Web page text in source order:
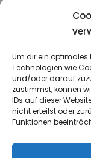
Um dir ein optimales
Technologien wie
und/oder darauf
zustimmst, können
IDs auf dieser
nicht erteilst oder
Funktionen
Anmelden
Eintrags-